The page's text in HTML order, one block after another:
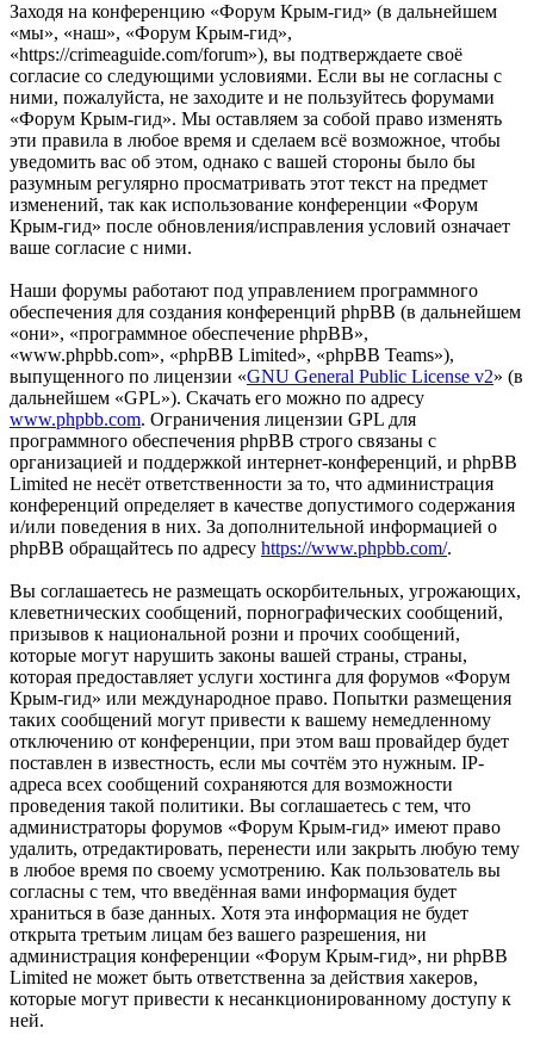
Заходя на конференцию «Форум Крым-гид» (в дальнейшем
«мы», «наш», «Форум Крым-гид»,
«https://crimeaguide.com/forum»), вы подтверждаете своё
согласие со следующими условиями. Если вы не согласны с
ними, пожалуйста, не заходите и не пользуйтесь форумами
«Форум Крым-гид». Мы оставляем за собой право изменять
эти правила в любое время и сделаем всё возможное, чтобы
уведомить вас об этом, однако с вашей стороны было бы
разумным регулярно просматривать этот текст на предмет
изменений, так как использование конференции «Форум
Крым-гид» после обновления/исправления условий означает
ваше согласие с ними.
Наши форумы работают под управлением программного
обеспечения для создания конференций phpBB (в дальнейшем
«они», «программное обеспечение phpBB»,
«www.phpbb.com», «phpBB Limited», «phpBB Teams»),
выпущенного по лицензии «GNU General Public License v2» (в
дальнейшем «GPL»). Скачать его можно по адресу
www.phpbb.com. Ограничения лицензии GPL для
программного обеспечения phpBB строго связаны с
организацией и поддержкой интернет-конференций, и phpBB
Limited не несёт ответственности за то, что администрация
конференций определяет в качестве допустимого содержания
и/или поведения в них. За дополнительной информацией о
phpBB обращайтесь по адресу https://www.phpbb.com/.
Вы соглашаетесь не размещать оскорбительных, угрожающих,
клеветнических сообщений, порнографических сообщений,
призывов к национальной розни и прочих сообщений,
которые могут нарушить законы вашей страны, страны,
которая предоставляет услуги хостинга для форумов «Форум
Крым-гид» или международное право. Попытки размещения
таких сообщений могут привести к вашему немедленному
отключению от конференции, при этом ваш провайдер будет
поставлен в известность, если мы сочтём это нужным. IP-
адреса всех сообщений сохраняются для возможности
проведения такой политики. Вы соглашаетесь с тем, что
администраторы форумов «Форум Крым-гид» имеют право
удалить, отредактировать, перенести или закрыть любую тему
в любое время по своему усмотрению. Как пользователь вы
согласны с тем, что введённая вами информация будет
храниться в базе данных. Хотя эта информация не будет
открыта третьим лицам без вашего разрешения, ни
администрация конференции «Форум Крым-гид», ни phpBB
Limited не может быть ответственна за действия хакеров,
которые могут привести к несанкционированному доступу к
ней.